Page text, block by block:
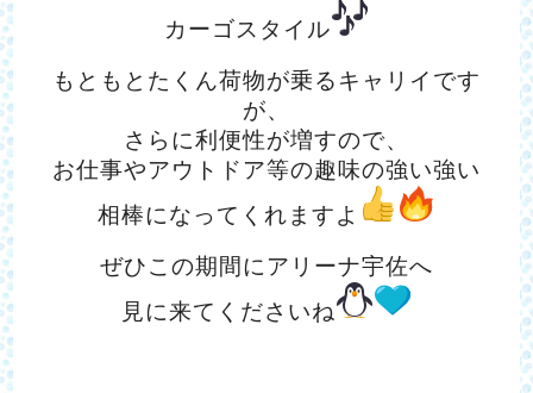
カーゴスタイル
もともとたくん荷物が乗るキャリイです
が、
さらに利便性が増すので、
お仕事やアウトドア等の趣味の強い強い
相棒になってくれますよ
ぜひこの期間にアリーナ宇佐へ
見に来てくださいね